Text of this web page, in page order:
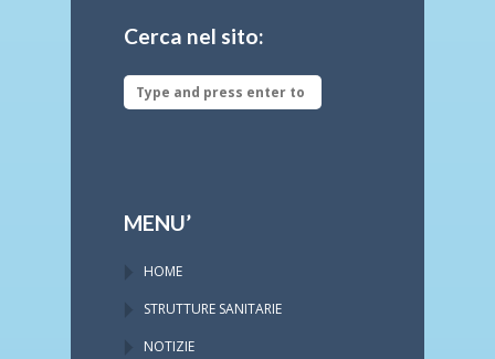
Cerca nel sito:
MENU’
HOME
STRUTTURE SANITARIE
NOTIZIE